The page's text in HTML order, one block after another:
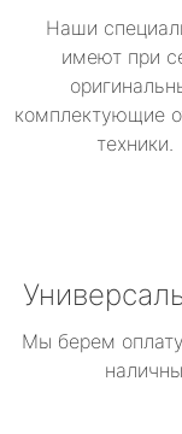
Наши
имеют при
комплектующие
техники.
Мы берем